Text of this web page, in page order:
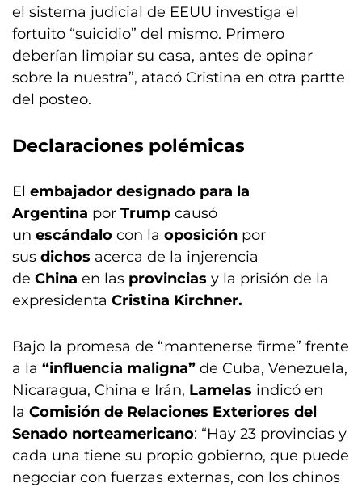
el sistema judicial de EEUU investiga el
fortuito “suicidio” del mismo. Primero
deberían limpiar su casa, antes de opinar
sobre la nuestra”, atacó Cristina en otra partte
del posteo.
Declaraciones polémicas
El embajador designado para la
Argentina por Trump causó
un escándalo con la oposición por
sus dichos acerca de la injerencia
de China en las provincias y la prisión de la
expresidenta Cristina Kirchner.
Bajo la promesa de “mantenerse firme” frente
a la “influencia maligna” de Cuba, Venezuela,
Nicaragua, China e Irán, Lamelas indicó en
la Comisión de Relaciones Exteriores del
Senado norteamericano: “Hay 23 provincias y
cada una tiene su propio gobierno, que puede
negociar con fuerzas externas, con los chinos